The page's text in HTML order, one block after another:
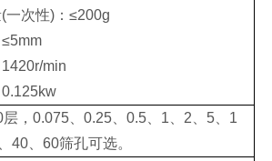
一次性)：≤200g
min
层，0.075、0.25、0.5、1、2、5、1
40、60筛孔可选。